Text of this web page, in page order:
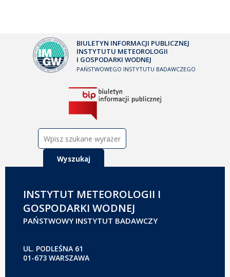
BIULETYN INFORMACJI PUBLICZNEJ
INSTYTUTU METEOROLOGII
I GOSPODARKI WODNEJ
PAŃSTWOWEGO INSTYTUTU BADAWCZEGO
INSTYTUT METEOROLOGII I
GOSPODARKI WODNEJ
PAŃSTWOWY INSTYTUT BADAWCZY
UL. PODLEŚNA 61
01-673 WARSZAWA